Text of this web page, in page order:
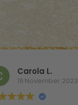
Carola L.
19 November 2023